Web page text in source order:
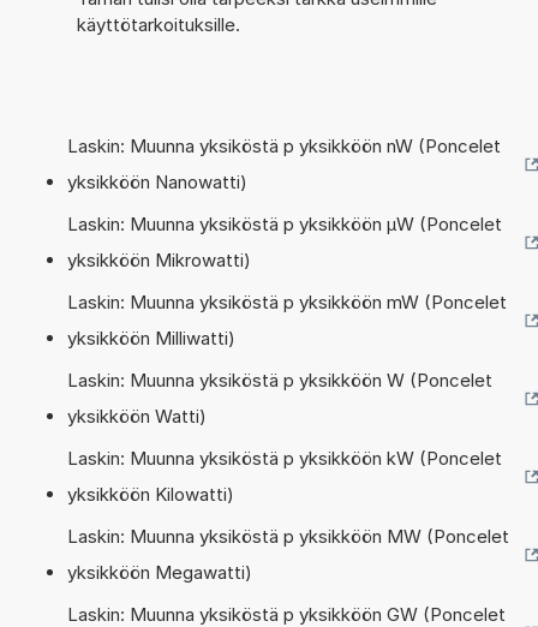
käyttötarkoituksille.
Laskin: Muunna yksiköstä p yksikköön nW (Poncelet
yksikköön Nanowatti)
Laskin: Muunna yksiköstä p yksikköön µW (Poncelet
yksikköön Mikrowatti)
Laskin: Muunna yksiköstä p yksikköön mW (Poncelet
yksikköön Milliwatti)
Laskin: Muunna yksiköstä p yksikköön W (Poncelet
yksikköön Watti)
Laskin: Muunna yksiköstä p yksikköön kW (Poncelet
yksikköön Kilowatti)
Laskin: Muunna yksiköstä p yksikköön MW (Poncelet
yksikköön Megawatti)
Laskin: Muunna yksiköstä p yksikköön GW (Poncelet